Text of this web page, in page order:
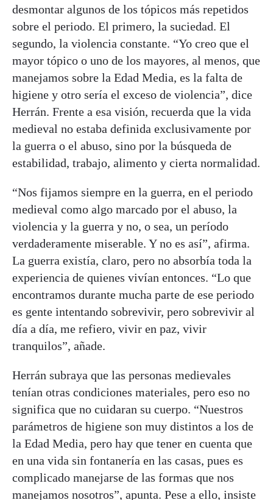
desmontar algunos de los tópicos más repetidos
sobre el periodo. El primero, la suciedad. El
segundo, la violencia constante. “Yo creo que el
mayor tópico o uno de los mayores, al menos, que
manejamos sobre la Edad Media, es la falta de
higiene y otro sería el exceso de violencia”, dice
Herrán. Frente a esa visión, recuerda que la vida
medieval no estaba definida exclusivamente por
la guerra o el abuso, sino por la búsqueda de
estabilidad, trabajo, alimento y cierta normalidad.
“Nos fijamos siempre en la guerra, en el periodo
medieval como algo marcado por el abuso, la
violencia y la guerra y no, o sea, un período
verdaderamente miserable. Y no es así”, afirma.
La guerra existía, claro, pero no absorbía toda la
experiencia de quienes vivían entonces. “Lo que
encontramos durante mucha parte de ese periodo
es gente intentando sobrevivir, pero sobrevivir al
día a día, me refiero, vivir en paz, vivir
tranquilos”, añade.
Herrán subraya que las personas medievales
tenían otras condiciones materiales, pero eso no
significa que no cuidaran su cuerpo. “Nuestros
parámetros de higiene son muy distintos a los de
la Edad Media, pero hay que tener en cuenta que
en una vida sin fontanería en las casas, pues es
complicado manejarse de las formas que nos
manejamos nosotros”, apunta. Pese a ello, insiste